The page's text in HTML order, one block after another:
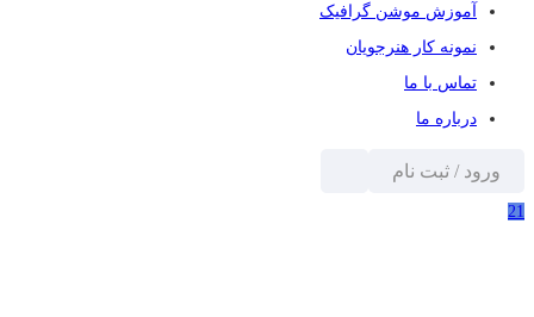
آموزش موشن گرافیک
نمونه کار هنرجویان
تماس با ما
درباره ما
ورود / ثبت نام
21